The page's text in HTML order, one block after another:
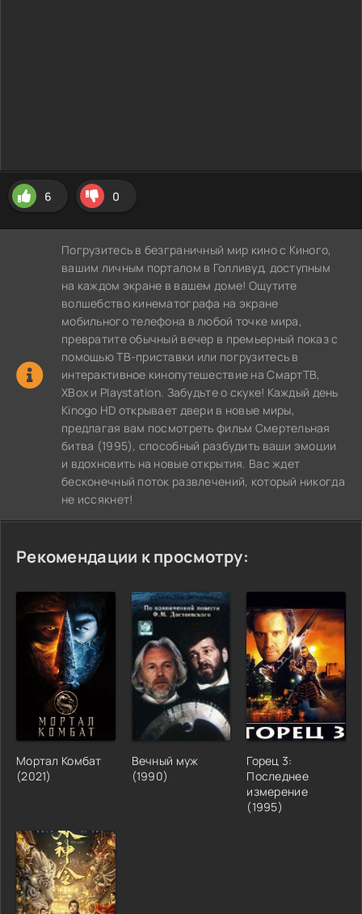
6 0
Погрузитесь в безграничный мир кино с Киного,
вашим личным порталом в Голливуд, доступным
на каждом экране в вашем доме! Ощутите
волшебство кинематографа на экране
мобильного телефона в любой точке мира,
превратите обычный вечер в премьерный показ с
помощью ТВ-приставки или погрузитесь в
интерактивное кинопутешествие на СмартТВ,
XBox и Playstation. Забудьте о скуке! Каждый день
Kinogo HD открывает двери в новые миры,
предлагая вам посмотреть фильм Смертельная
битва (1995), способный разбудить ваши эмоции
и вдохновить на новые открытия. Вас ждет
бесконечный поток развлечений, который никогда
не иссякнет!
Рекомендации к просмотру:
Мортал Комбат
(2021)
Вечный муж
(1990)
Горец 3:
Последнее
измерение
(1995)